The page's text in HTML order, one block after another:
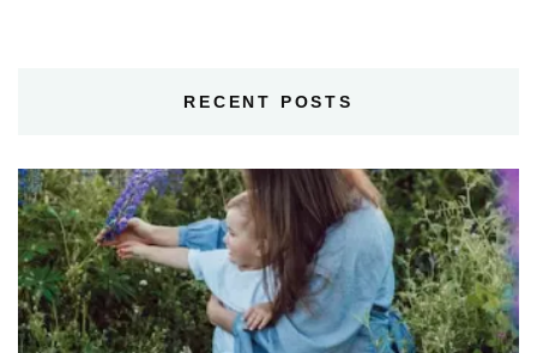
RECENT POSTS